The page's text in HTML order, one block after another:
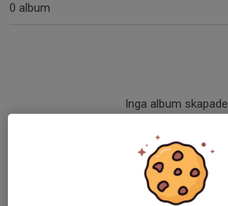
0 album
Inga album skapade